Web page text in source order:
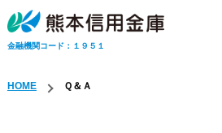
金融機関コード：１９５１
HOME Ｑ＆Ａ